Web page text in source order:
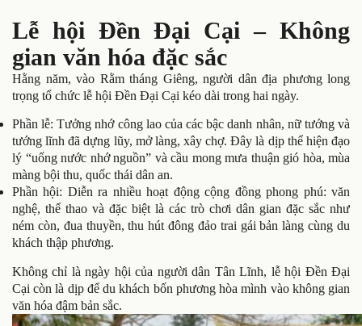
Lễ hội Đền Đại Cại – Không
gian văn hóa đặc sắc
Hằng năm, vào Rằm tháng Giêng, người dân địa phương long
trọng tổ chức lễ hội Đền Đại Cại kéo dài trong hai ngày.
Phần lễ: Tưởng nhớ công lao của các bậc danh nhân, nữ tướng và
tướng lĩnh đã dựng lũy, mở làng, xây chợ. Đây là dịp thể hiện đạo
lý “uống nước nhớ nguồn” và cầu mong mưa thuận gió hòa, mùa
màng bội thu, quốc thái dân an.
Phần hội: Diễn ra nhiều hoạt động cộng đồng phong phú: văn
nghệ, thể thao và đặc biệt là các trò chơi dân gian đặc sắc như
ném còn, đua thuyền, thu hút đông đảo trai gái bản làng cùng du
khách thập phương.
Không chỉ là ngày hội của người dân Tân Lĩnh, lễ hội Đền Đại
Cại còn là dịp để du khách bốn phương hòa mình vào không gian
văn hóa đậm bản sắc.